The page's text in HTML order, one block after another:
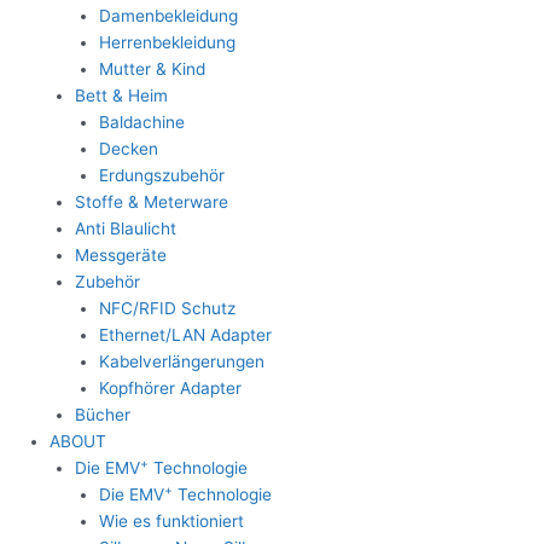
Damenbekleidung
Herrenbekleidung
Mutter & Kind
Bett & Heim
Baldachine
Decken
Erdungszubehör
Stoffe & Meterware
Anti Blaulicht
Messgeräte
Zubehör
NFC/RFID Schutz
Ethernet/LAN Adapter
Kabelverlängerungen
Kopfhörer Adapter
Bücher
ABOUT
Die EMV+ Technologie
Die EMV+ Technologie
Wie es funktioniert